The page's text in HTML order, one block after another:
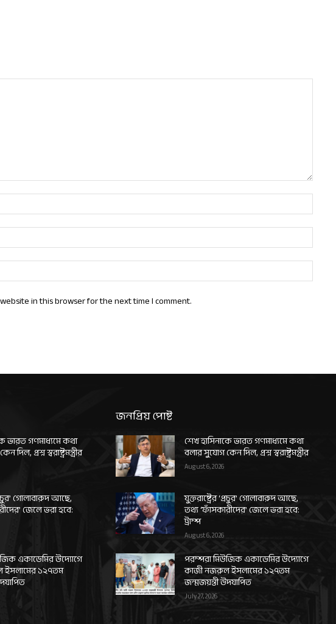
Name:*
Email:*
Website:
in this browser for the next time I comment.
ভারত গণমাধ্যমে কথা
প্রশ্ন স্বরাষ্ট্রমন্ত্রীর
গোলাবারুদ আছে,
জেলে ভরা হবে:
একাডেমির উদ্যোগে
১২৭তম
জনপ্রিয় পোষ্ট
শেখ হাসিনাকে ভারত গণমাধ্যমে কথা
বলার সুযোগ কেন দিল, প্রশ্ন স্বরাষ্ট্রমন্ত্রীর
August 6, 2026
যুক্তরাষ্ট্রের ‘প্রচুর’ গোলাবারুদ আছে,
তথ্য ‘ফাঁসকারীদের’ জেলে ভরা হবে:
ট্রাম্প
August 6, 2026
পরম্পরা মিউজিক একাডেমির উদ্যোগে
কাজী নজরুল ইসলামের ১২৭তম
জন্মজয়ন্তী উদযাপিত
July 27, 2026